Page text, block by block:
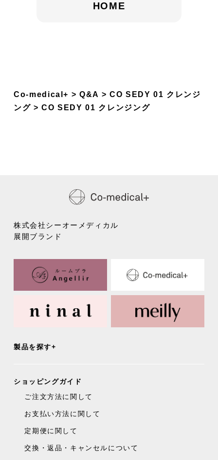
Co-medical+ Q&A
CO SEDY 01 クレンジ
ング
CO SEDY 01 クレンジング
HOME
株式会社シーオーメディカル
展開ブランド
製品を探す
ショッピングガイド
ご注文方法に関して
お支払い方法に関して
定期便に関して
交換・返品・キャンセルについて